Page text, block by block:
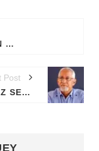
TURISMO ENTREGA UN MILLÓN DE DÓLARES A UNIVERSIDADES PARA INVESTIGACIÓN DEL SARGAZO
Post
ÁNGEL HERNÁNDEZ SERÁ ASESOR DEL PODER EJECUTIVO EN POLÍTICAS DE EDUCACIÓN